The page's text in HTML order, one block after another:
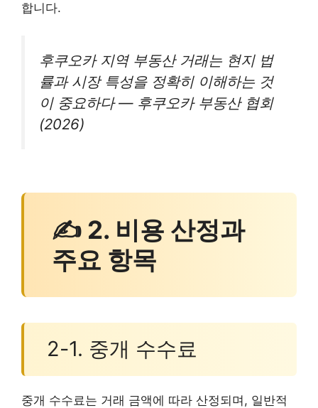
합니다.
후쿠오카 지역 부동산 거래는 현지 법
률과 시장 특성을 정확히 이해하는 것
이 중요하다 — 후쿠오카 부동산 협회
(2026)
✍ 2. 비용 산정과
주요 항목
2-1. 중개 수수료
중개 수수료는 거래 금액에 따라 산정되며, 일반적